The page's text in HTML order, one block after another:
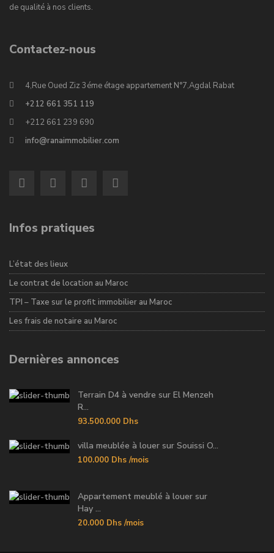
de qualité à nos clients.
Contactez-nous
4,Rue Oued Ziz 3éme étage appartement N°7,Agdal Rabat
+212 661 351 119
+212 661 239 690
info@ranaimmobilier.com
Infos pratiques
L’état des lieux
Le contrat de location au Maroc
TPI – Taxe sur le profit immobilier au Maroc
Les frais de notaire au Maroc
Dernières annonces
Terrain D4 à vendre sur El Menzeh
R...
93.500.000 Dhs
villa meublée à louer sur Souissi O...
100.000 Dhs /mois
Appartement meublé à louer sur
Hay ...
20.000 Dhs /mois